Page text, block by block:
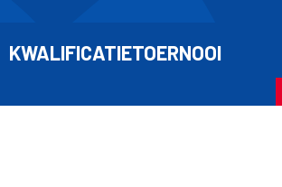
KWALIFICATIETOERNOOI